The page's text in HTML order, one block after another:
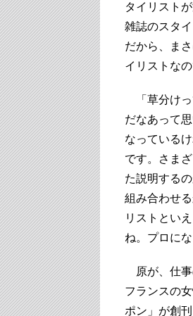
タイリスト
雑誌のスタ
だから、ま
イリストなの
「草分けっ
だなあって
なっている
です。さま
た説明する
組み合わせ
リストとい
ね。プロに
原が、仕事
フランスの
ポン」が創